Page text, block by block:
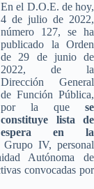
En el D.O.E. de hoy,
4 de julio de 2022,
número 127, se ha
publicado la Orden
de 29 de junio de
2022, de la
Dirección General
de Función Pública,
por la que se
constituye lista de
espera en la
Grupo IV, personal
Autónoma de
convocadas por